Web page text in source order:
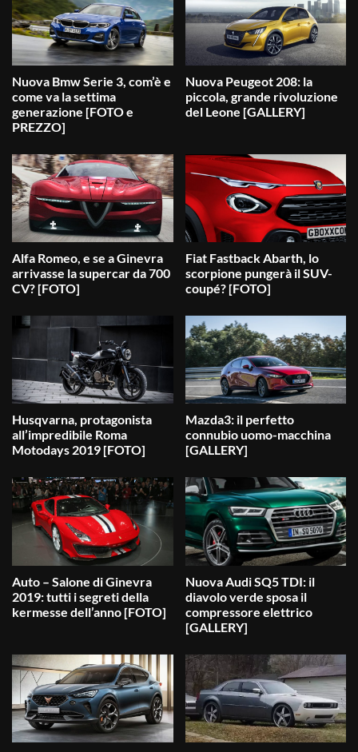
Nuova Bmw Serie 3, com’è e
come va la settima
generazione [FOTO e
PREZZO]
Nuova Peugeot 208: la
piccola, grande rivoluzione
del Leone [GALLERY]
Alfa Romeo, e se a Ginevra
arrivasse la supercar da 700
CV? [FOTO]
Fiat Fastback Abarth, lo
scorpione pungerà il SUV-
coupé? [FOTO]
Husqvarna, protagonista
all’impredibile Roma
Motodays 2019 [FOTO]
Mazda3: il perfetto
connubio uomo-macchina
[GALLERY]
Auto – Salone di Ginevra
2019: tutti i segreti della
kermesse dell’anno [FOTO]
Nuova Audi SQ5 TDI: il
diavolo verde sposa il
compressore elettrico
[GALLERY]